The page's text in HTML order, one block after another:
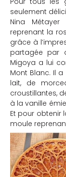
seulement
Nina
reprenant la
grâce à
partagée par
Migoya a lui
Mont Blanc. Il
lait, de
croustillantes,
à la vanille
Et pour obtenir
moule